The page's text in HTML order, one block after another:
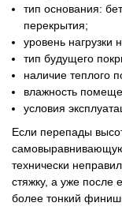
тип основания:
перекрытия;
уровень нагрузки
тип будущего
наличие теплого
влажность
условия
Если перепады
технически
стяжку, а уже после
более тонкий